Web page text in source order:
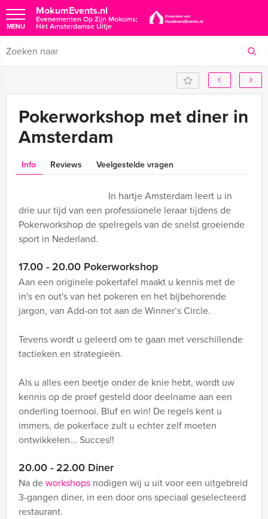
MokumEvents.nl
Evenementen Op Zijn Mokums;
Hèt Amsterdamse Uitje
MENU
Pokerworkshop met diner in
Amsterdam
Info Reviews Veelgestelde vragen
In hartje Amsterdam leert u in
drie uur tijd van een professionele leraar tijdens de
Pokerworkshop de spelregels van de snelst groeiende
sport in Nederland.
17.00 - 20.00 Pokerworkshop
Aan een originele pokertafel maakt u kennis met de
in's en out's van het pokeren en het bijbehorende
jargon, van Add-on tot aan de Winner’s Circle.
Tevens wordt u geleerd om te gaan met verschillende
tactieken en strategieën.
Als u alles een beetje onder de knie hebt, wordt uw
kennis op de proef gesteld door deelname aan een
onderling toernooi. Bluf en win! De regels kent u
immers, de pokerface zult u echter zelf moeten
ontwikkelen... Succes!!
20.00 - 22.00 Diner
Na deworkshops nodigen wij u uit voor een uitgebreid
3-gangen diner, in een door ons speciaal geselecteerd
restaurant.